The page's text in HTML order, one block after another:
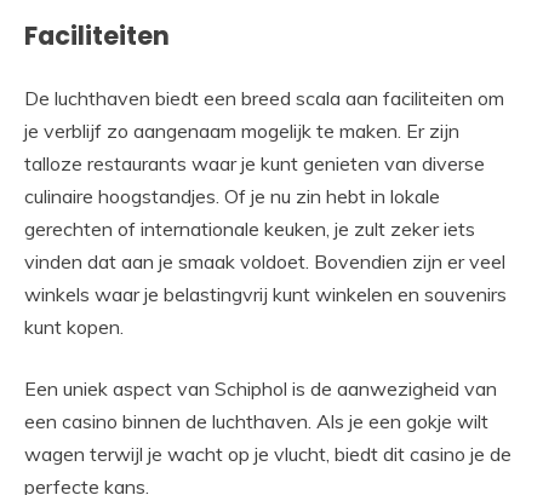
Faciliteiten
De luchthaven biedt een breed scala aan faciliteiten om
je verblijf zo aangenaam mogelijk te maken. Er zijn
talloze restaurants waar je kunt genieten van diverse
culinaire hoogstandjes. Of je nu zin hebt in lokale
gerechten of internationale keuken, je zult zeker iets
vinden dat aan je smaak voldoet. Bovendien zijn er veel
winkels waar je belastingvrij kunt winkelen en souvenirs
kunt kopen.
Een uniek aspect van Schiphol is de aanwezigheid van
een casino binnen de luchthaven. Als je een gokje wilt
wagen terwijl je wacht op je vlucht, biedt dit casino je de
perfecte kans.